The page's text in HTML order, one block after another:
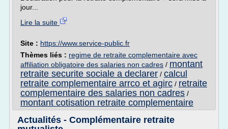
jour...
Lire la suite
Site : https://www.service-public.fr
Thèmes liés : regime de retraite complementaire avec
affiliation obligatoire des salaries non cadres / montant
retraite securite sociale a declarer / calcul
retraite complementaire arrco et agirc / retraite
complementaire des salaries non cadres /
montant cotisation retraite complementaire
Actualités - Complémentaire retraite